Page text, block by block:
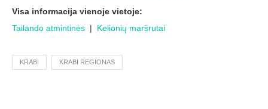
Visa informacija vienoje vietoje:
Tailando atmintinės | Kelionių maršrutai
KRABI KRABI REGIONAS